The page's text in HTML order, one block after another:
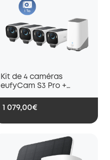
Kit de 4 caméras
eufyCam S3 Pro +
1 079,00€